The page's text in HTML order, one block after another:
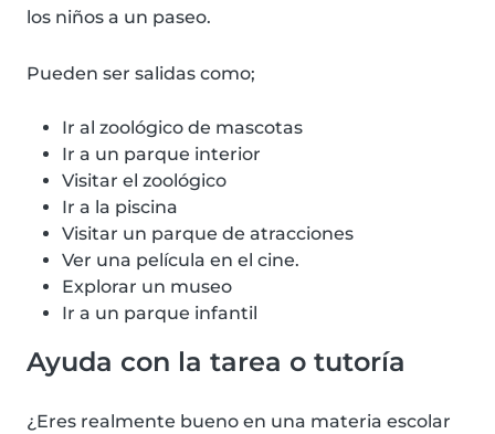
los niños a un paseo.
Pueden ser salidas como;
Ir al zoológico de mascotas
Ir a un parque interior
Visitar el zoológico
Ir a la piscina
Visitar un parque de atracciones
Ver una película en el cine.
Explorar un museo
Ir a un parque infantil
Ayuda con la tarea o tutoría
¿Eres realmente bueno en una materia escolar